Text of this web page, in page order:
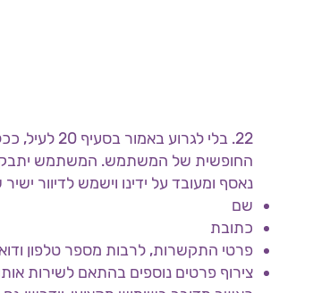
22. בלי
החופשית של המשתמש. המשתמש יתבקש
נאסף ומעובד על ידינו וישמש לדיוור
שם
כתובת
פרטי התקשרות, לרבות מספר טלפון
צירוף פרטים נוספים בהתאם לשירות